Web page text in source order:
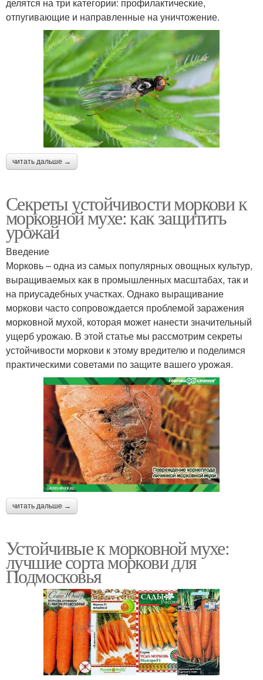
отпугивающие и направленные на уничтожение.
читать дальше →
Секреты устойчивости моркови к
морковной мухе: как защитить
урожай
Введение
Морковь – одна из самых популярных овощных культур,
выращиваемых как в промышленных масштабах, так и
на приусадебных участках. Однако выращивание
моркови часто сопровождается проблемой заражения
морковной мухой, которая может нанести значительный
ущерб урожаю. В этой статье мы рассмотрим секреты
устойчивости моркови к этому вредителю и поделимся
практическими советами по защите вашего урожая.
читать дальше →
Устойчивые к морковной мухе:
лучшие сорта моркови для
Подмосковья